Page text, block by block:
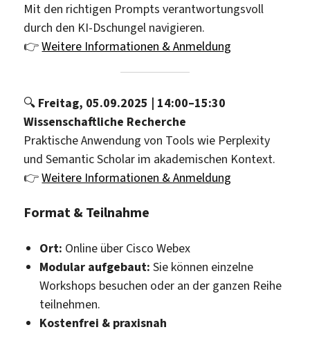
Mit den richtigen Prompts verantwortungsvoll
durch den KI-Dschungel navigieren.
👉Weitere Informationen & Anmeldung
🔍 Freitag, 05.09.2025 | 14:00–15:30
Wissenschaftliche Recherche
Praktische Anwendung von Tools wie Perplexity
und Semantic Scholar im akademischen Kontext.
👉Weitere Informationen & Anmeldung
Format & Teilnahme
Ort: Online über Cisco Webex
Modular aufgebaut: Sie können einzelne
Workshops besuchen oder an der ganzen Reihe
teilnehmen.
Kostenfrei & praxisnah